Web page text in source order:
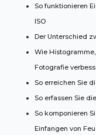
So funktionieren
ISO
Der Unterschied
Wie
Fotografie
So erreichen Sie
So erfassen Sie
So komponieren
Einfangen von